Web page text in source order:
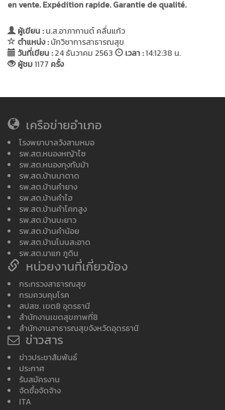
en vente. Expédition rapide. Garantie de qualité.
ผู้เขียน :น.ส.อาภากานต์ คลื่นแก้ว
ตำแหน่ง :นักวิชาการสาธารณสุข
วันที่เขียน :24 ธันวาคม 2563 เวลา :14:12:38 น.
ผู้ชม1177 ครั้ง
เครือข่ายอำเภอ
โรงพยาบาลวังสามหมอ
รพ.สต.หนองหญ้าไซ
รพ.สต.หนองกุงทับม้า
รพ.สต.บ้านนาตาด
รพ.สต.บ้านคำยาง
รพ.สต.บ้านคำไฮ
รพ.สต.บ้านคำโคกสูง
รพ.สต.บ้านบะยาว
รพ.สต.บ้านคำน้อย
รพ.สต.บ้านโนนสะอาด
รพ.สต.นาแก ภูดิน
หน่วยงานที่เกี่ยวข้อง
กระทรวงสาธารณสุข
กรมควบคุมโรค
สปสช. เขต8 อุดรธานี
สำนักงานเขตสุขภาพที่8
สำนักงานสาธารณสุขจังหวัดอุดรธานี
ข่าวสาร
ข่าวประชาสัมพันธ์
ประกาศ
รับสมัครงาน
จัดซื้อจัดจ้าง
ITA